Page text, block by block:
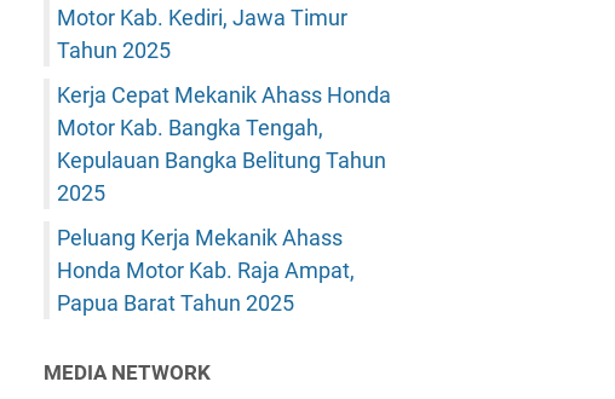
Motor Kab. Kediri, Jawa Timur
Tahun 2025
Kerja Cepat Mekanik Ahass Honda
Motor Kab. Bangka Tengah,
Kepulauan Bangka Belitung Tahun
2025
Peluang Kerja Mekanik Ahass
Honda Motor Kab. Raja Ampat,
Papua Barat Tahun 2025
MEDIA NETWORK